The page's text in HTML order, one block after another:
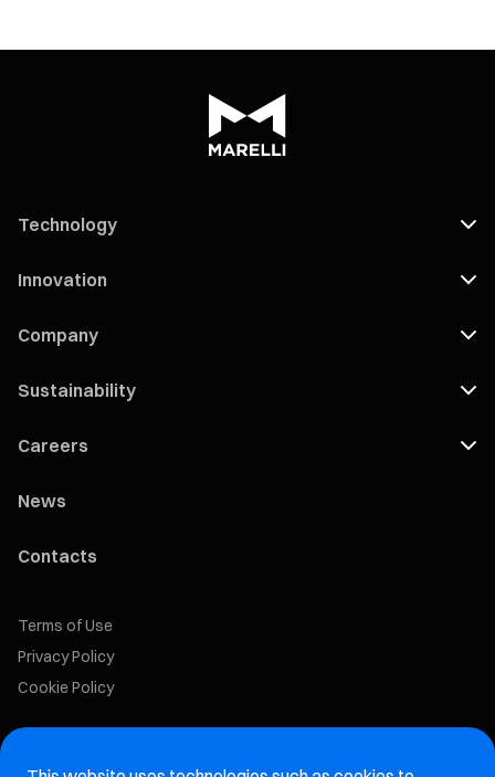
Technology
Innovation
Company
Sustainability
Careers
News
Contacts
Terms of Use
Privacy Policy
Cookie Policy